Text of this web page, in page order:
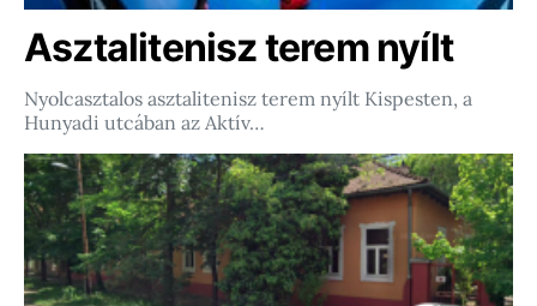
Asztalitenisz terem nyílt
Nyolcasztalos asztalitenisz terem nyílt Kispesten, a
Hunyadi utcában az Aktív…